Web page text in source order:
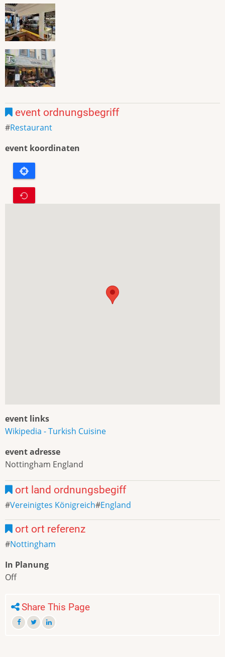
event ordnungsbegriff
Restaurant
event koordinaten
event links
Wikipedia - Turkish Cuisine
event adresse
Nottingham England
ort land ordnungsbegiff
Vereinigtes Königreich England
ort ort referenz
Nottingham
In Planung
Off
Share This Page